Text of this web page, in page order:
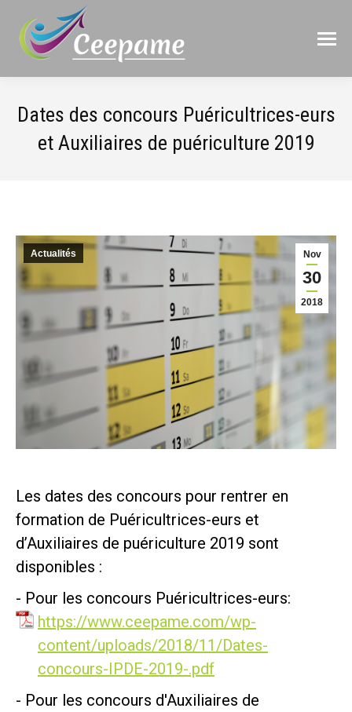
Dates des concours Puéricultrices-eurs
et Auxiliaires de puériculture 2019
Nov
30
2018
Actualités
Les dates des concours pour rentrer en
formation de Puéricultrices-eurs et
d’Auxiliaires de puériculture 2019 sont
disponibles :
- Pour les concours Puéricultrices-eurs:
https://www.ceepame.com/wp-
content/uploads/2018/11/Dates-
concours-IPDE-2019-.pdf
- Pour les concours d'Auxiliaires de